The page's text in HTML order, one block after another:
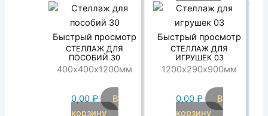
Быстрый просмотр
СТЕЛЛАЖ ДЛЯ
ПОСОБИЙ 30
400х400х1200мм
0,00 ₽
В
корзину
Быстрый просмотр
СТЕЛЛАЖ ДЛЯ
ИГРУШЕК 03
1200х290х900мм
0,00 ₽
В
корзину